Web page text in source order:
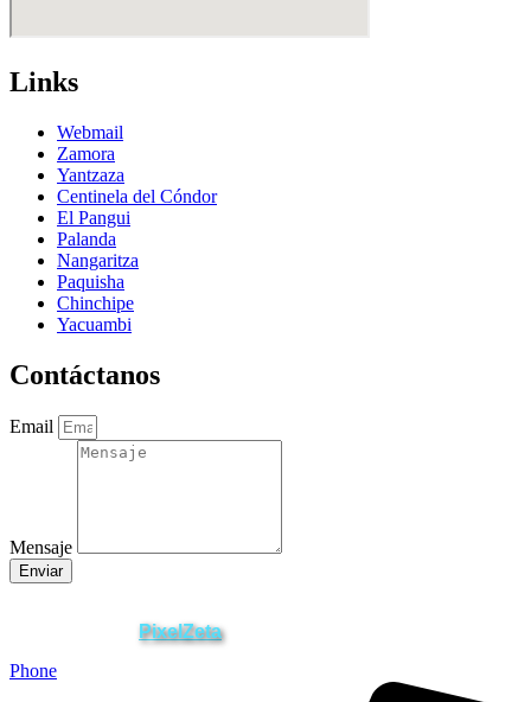
Links
Webmail
Zamora
Yantzaza
Centinela del Cóndor
El Pangui
Palanda
Nangaritza
Paquisha
Chinchipe
Yacuambi
Contáctanos
Email
Mensaje
Enviar
PixelZeta
Phone